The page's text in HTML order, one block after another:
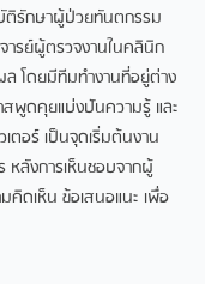
ติรักษาผู้ป่วยทันตกรรม
ารย์ผู้ตรวจงานในคลินิก
โดยมีทีมทำงานที่อยู่ต่าง
สพูดคุยแบ่งปันความรู้ และ
ตอร์ เป็นจุดเริ่มต้นงาน
ลังการเห็นชอบจากผู้
คิดเห็น ข้อเสนอแนะ เพื่อ